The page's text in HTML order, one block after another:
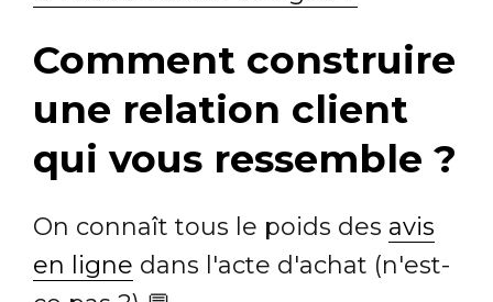
Comment construire
une relation client
qui vous ressemble ?
On connaît tous le poids des avis
en ligne dans l'acte d'achat (n'est-